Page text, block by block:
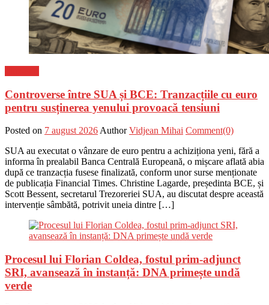
Controverse între SUA și BCE: Tranzacțiile cu euro
pentru susținerea yenului provoacă tensiuni
Posted on 7 august 2026 Author Vidjean Mihai Comment(0)
SUA au executat o vânzare de euro pentru a achiziționa yeni, fără a
informa în prealabil Banca Centrală Europeană, o mișcare aflată abia
după ce tranzacția fusese finalizată, conform unor surse menționate
de publicația Financial Times. Christine Lagarde, președinta BCE, și
Scott Bessent, secretarul Trezoreriei SUA, au discutat despre această
intervenție sâmbătă, potrivit uneia dintre […]
Procesul lui Florian Coldea, fostul prim-adjunct
SRI, avansează în instanță: DNA primește undă
verde